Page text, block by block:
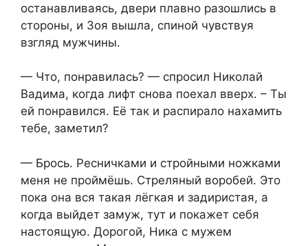
останавливаясь, двери плавно разошлись в
стороны, и Зоя вышла, спиной чувствуя
взгляд мужчины.
— Что, понравилась? — спросил Николай
Вадима, когда лифт снова поехал вверх. – Ты
ей понравился. Её так и распирало нахамить
тебе, заметил?
— Брось. Ресничками и стройными ножками
меня не проймёшь. Стреляный воробей. Это
пока она вся такая лёгкая и задиристая, а
когда выйдет замуж, тут и покажет себя
настоящую. Дорогой, Ника с мужем